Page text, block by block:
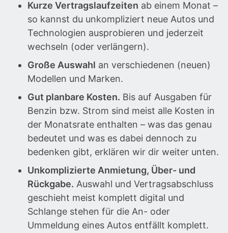
Kurze Vertragslaufzeiten ab einem Monat –
so kannst du unkompliziert neue Autos und
Technologien ausprobieren und jederzeit
wechseln (oder verlängern).
Große Auswahl an verschiedenen (neuen)
Modellen und Marken.
Gut planbare Kosten. Bis auf Ausgaben für
Benzin bzw. Strom sind meist alle Kosten in
der Monatsrate enthalten – was das genau
bedeutet und was es dabei dennoch zu
bedenken gibt, erklären wir dir weiter unten.
Unkomplizierte Anmietung, Über- und
Rückgabe. Auswahl und Vertragsabschluss
geschieht meist komplett digital und
Schlange stehen für die An- oder
Ummeldung eines Autos entfällt komplett.